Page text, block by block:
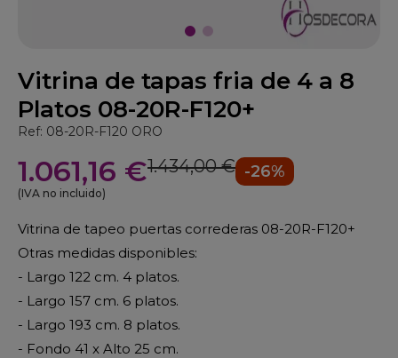
Vitrina de tapas fria de 4 a 8
Platos 08-20R-F120+
Ref: 08-20R-F120 ORO
1.061,16 €1.434,00 € -26%
(IVA no incluido)
Vitrina de tapeo puertas correderas 08-20R-F120+
Otras medidas disponibles:
- Largo 122 cm. 4 platos.
- Largo 157 cm. 6 platos.
- Largo 193 cm. 8 platos.
- Fondo 41 x Alto 25 cm.